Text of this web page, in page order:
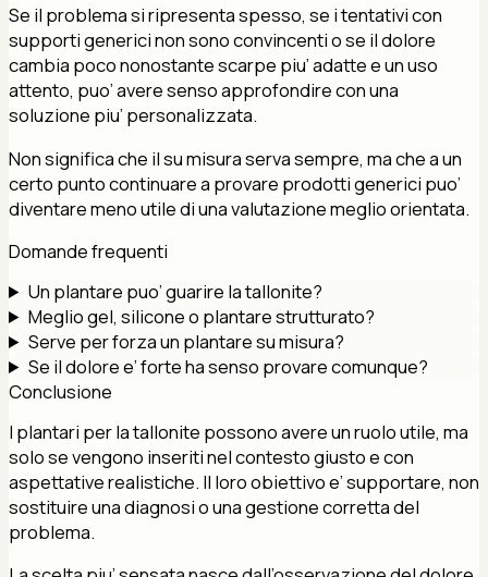
Se il problema si ripresenta spesso, se i tentativi con
supporti generici non sono convincenti o se il dolore
cambia poco nonostante scarpe piu’ adatte e un uso
attento, puo’ avere senso approfondire con una
soluzione piu’ personalizzata.
Non significa che il su misura serva sempre, ma che a un
certo punto continuare a provare prodotti generici puo’
diventare meno utile di una valutazione meglio orientata.
Domande frequenti
Un plantare puo’ guarire la tallonite?
Meglio gel, silicone o plantare strutturato?
Serve per forza un plantare su misura?
Se il dolore e’ forte ha senso provare comunque?
Conclusione
I plantari per la tallonite possono avere un ruolo utile, ma
solo se vengono inseriti nel contesto giusto e con
aspettative realistiche. Il loro obiettivo e’ supportare, non
sostituire una diagnosi o una gestione corretta del
problema.